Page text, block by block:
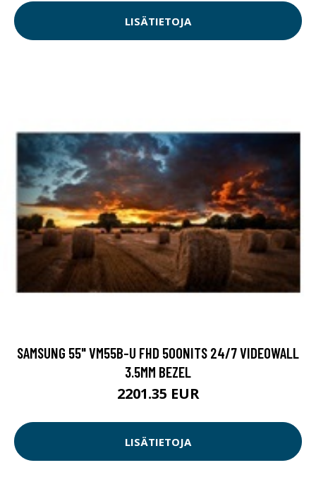
LISÄTIETOJA
SAMSUNG 55" VM55B-U FHD 500NITS 24/7 VIDEOWALL
3.5MM BEZEL
2201.35 EUR
LISÄTIETOJA